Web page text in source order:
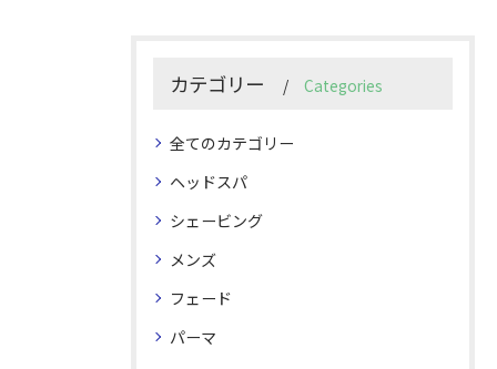
カテゴリー Categories
全てのカテゴリー
ヘッドスパ
シェービング
メンズ
フェード
パーマ